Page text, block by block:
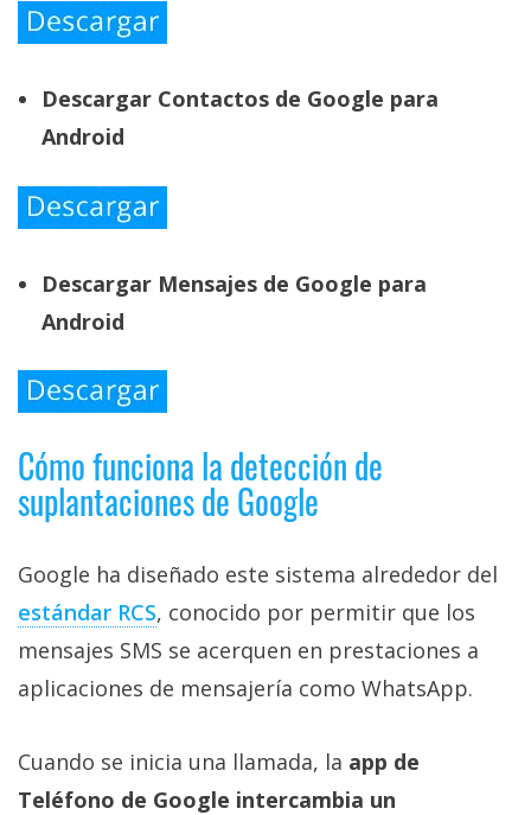
Descargar Contactos de Google para
Android
Descargar Mensajes de Google para
Android
Cómo funciona la detección de
suplantaciones de Google
Google ha diseñado este sistema alrededor del
estándar RCS‎, conocido por permitir que los
mensajes SMS se acerquen en prestaciones a
aplicaciones de mensajería como WhatsApp.
Cuando se inicia una llamada, la app de
Teléfono de Google intercambia un